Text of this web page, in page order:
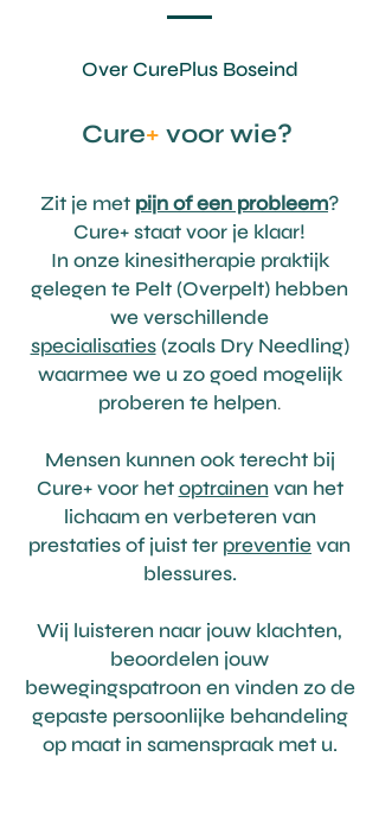
Over CurePlus Boseind
Cure+ voor wie?
Zit je met pijn of een probleem?
Cure+ staat voor je klaar!
In onze kinesitherapie praktijk
gelegen te Pelt (Overpelt) hebben
we verschillende
specialisaties(zoals Dry Needling)
waarmee we u zo goed mogelijk
proberen te helpen.
Mensen kunnen ook terecht bij
Cure+ voor hetoptrainen van het
lichaam en verbeteren van
prestaties of juist ter preventievan
blessures.
Wij luisteren naar jouw klachten,
beoordelen jouw
bewegingspatroon en vinden zo de
gepaste persoonlijke behandeling
op maat in samenspraak met u.